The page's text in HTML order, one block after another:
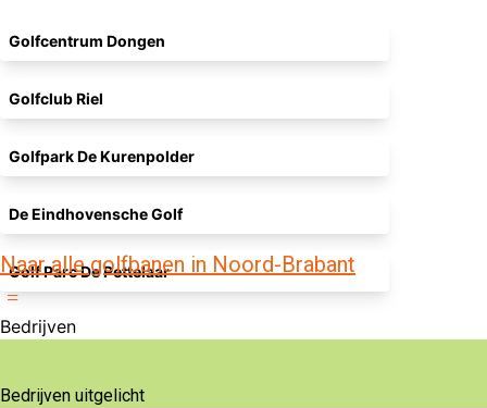
Golfcentrum Dongen
Golfclub Riel
Golfpark De Kurenpolder
De Eindhovensche Golf
Golf Parc De Pettelaar
Naar alle golfbanen in Noord-Brabant
Bedrijven
Bedrijven uitgelicht